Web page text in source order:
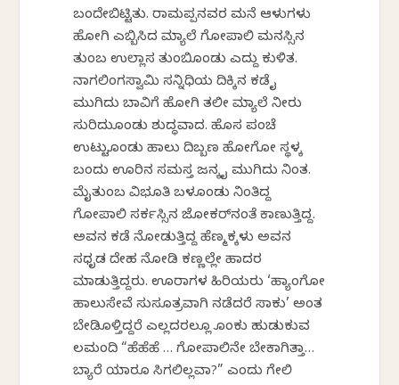
ಬಂದೇಬಿಟ್ಟಿತು. ರಾಮಪ್ಪನವರ ಮನೆ ಆಳುಗಳು
ಹೋಗಿ ಎಬ್ಬಿಸಿದ ಮ್ಯಾಲೆ ಗೋಪಾಲಿ ಮನಸ್ಸಿನ
ತುಂಬ ಉಲ್ಲಾಸ ತುಂಬಿಕೊಂಡು ಎದ್ದು ಕುಳಿತ.
ನಾಗಲಿಂಗಸ್ವಾಮಿ ಸನ್ನಿಧಿಯ ದಿಕ್ಕಿನ ಕಡೆ ಕೈ
ಮುಗಿದು ಬಾವಿಗೆ ಹೋಗಿ ತಲೀ ಮ್ಯಾಲೆ ನೀರು
ಸುರಿದುಕೊಂಡು ಶುದ್ಧವಾದ. ಹೊಸ ಪಂಚೆ
ಉಟ್ಟುಕೊಂಡು ಹಾಲು ದಿಬ್ಬಣ ಹೋಗೋ ಸ್ಥಳಕ್ಕೆ
ಬಂದು ಊರಿನ ಸಮಸ್ತ ಜನಕ್ಕೆ ಕೈ ಮುಗಿದು ನಿಂತ.
ಮೈತುಂಬ ವಿಭೂತಿ ಬಳಕೊಂಡು ನಿಂತಿದ್ದ
ಗೋಪಾಲಿ ಸರ್ಕಸ್ಸಿನ ಜೋಕರ್‌ನಂತೆ ಕಾಣುತ್ತಿದ್ದ.
ಅವನ ಕಡೆ ನೋಡುತ್ತಿದ್ದ ಹೆಣ್ಮಕ್ಕಳು ಅವನ
ಸಧೃಡ ದೇಹ ನೋಡಿ ಕಣ್ಣಲ್ಲೇ ಹಾದರ
ಮಾಡುತ್ತಿದ್ದರು. ಊರಾಗಳ ಹಿರಿಯರು ‘ಹ್ಯಾಂಗೋ
ಹಾಲುಸೇವೆ ಸುಸೂತ್ರವಾಗಿ ನಡೆದರೆ ಸಾಕು’ ಅಂತ
ಬೇಡಿಕೊಳ್ತಿದ್ದರೆ ಎಲ್ಲದರಲ್ಲೂ ಕೊಂಕು ಹುಡುಕುವ
ಕೆಲಮಂದಿ “ಹೆಹೆಹೆ … ಗೋಪಾಲಿನೇ ಬೇಕಾಗಿತ್ತಾ…
ಬ್ಯಾರೆ ಯಾರೂ ಸಿಗಲಿಲ್ಲವಾ?” ಎಂದು ಗೇಲಿ